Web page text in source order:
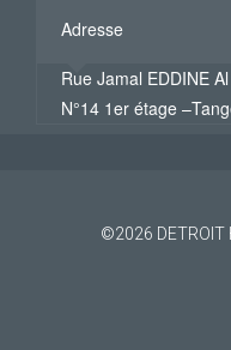
Adresse
Rue Jamal EDDINE
N°14 1er étage
©2026 DETROIT